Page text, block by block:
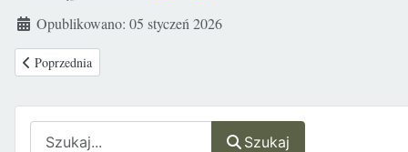
Szukaj
Opublikowano: 05 styczeń 2026
Poprzednia strona: Prof. B. Chazan: Żadna procedura medyczna w
Poprzednia